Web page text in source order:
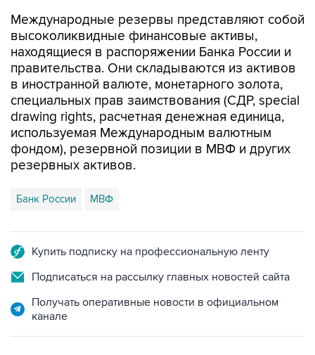
Международные резервы представляют собой
высоколиквидные финансовые активы,
находящиеся в распоряжении Банка России и
правительства. Они складываются из активов
в иностранной валюте, монетарного золота,
специальных прав заимствования (СДР, special
drawing rights, расчетная денежная единица,
используемая Международным валютным
фондом), резервной позиции в МВФ и других
резервных активов.
Банк России МВФ
Купить подписку на профессиональную ленту
Подписаться на рассылку главных новостей сайта
Получать оперативные новости в официальном
канале